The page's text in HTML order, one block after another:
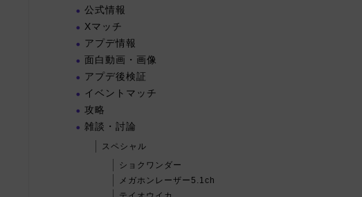
公式情報
Xマッチ
アプデ情報
面白動画・画像
アプデ後検証
イベントマッチ
攻略
雑談・討論
スペシャル
ショクワンダー
メガホンレーザー5.1ch